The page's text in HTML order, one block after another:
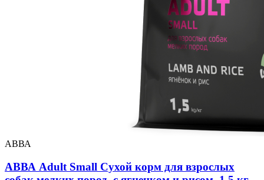
АВВА
АВВА Adult Small Сухой корм для взрослых